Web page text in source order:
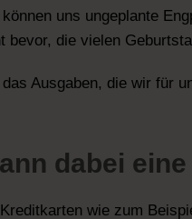
uns ungeplante
bevor, die vielen
Ausgaben, die wir für
dabei
wie zum